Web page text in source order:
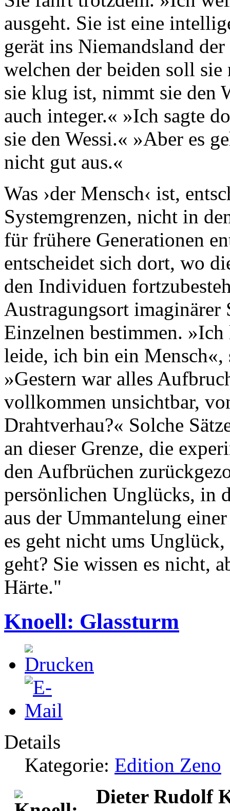
ausgeht. Sie ist eine
gerät ins Niemandsland
welchen der beiden soll
sie klug ist, nimmt sie den
auch integer.« »Ich sagte
sie den Wessi.« »Aber es
nicht gut aus.«
Was ›der Mensch‹ ist,
Systemgrenzen, nicht in
für frühere Generationen
entscheidet sich dort, wo
den Individuen
Austragungsort imaginärer
Einzelnen bestimmen.
leide, ich bin ein
»Gestern war alles
vollkommen unsichtbar,
Drahtverhau?« Solche
an dieser Grenze, die
den Aufbrüchen
persönlichen Unglücks, in
aus der Ummantelung
es geht nicht ums
geht? Sie wissen es nicht,
Härte."
Knoell: Glassturm
Details
Kategorie: Edition Zeno
Dieter Rudolf